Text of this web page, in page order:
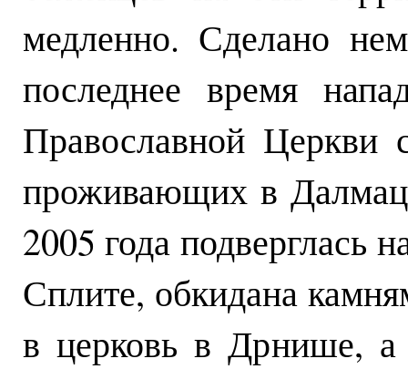
медленно. Сделано
последнее время
Православной Церкви
проживающих в
2005 года подверглась
Сплите, обкидана
в церковь в Дрнише, а